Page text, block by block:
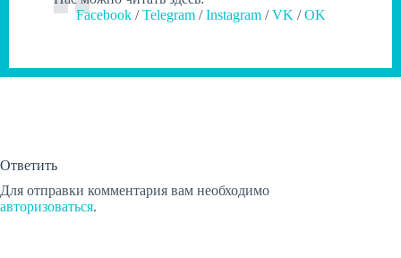
Facebook/Telegram/Instagram/VK /OK
Ответить
Для отправки комментария вам необходимо
авторизоваться.